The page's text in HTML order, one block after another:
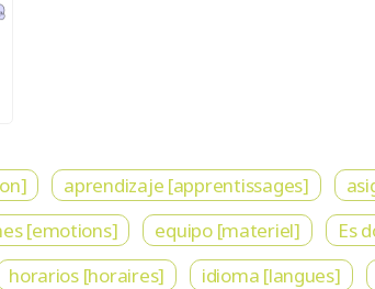
aprendizaje [apprentissages]
[emotions] equipo [materiel] Es
horarios [horaires] idioma [langues]